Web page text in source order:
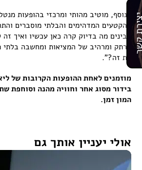
בנוסף, מוטיב מהותי ומרכזי בהופעות
מהקטעים המדהימים והבלתי מוסברים
מבינים מה בדיוק קרה כאן עכשיו ואיך
מרתק ומרהיב של המציאות ומחשבה
את זה?".
מוזמנים לאחת ההופעות הקרובות של
בידור מסוג אחר וחוויה מהנה וסוחפת
המון זמן.
אולי יעניין אותך גם
קשר